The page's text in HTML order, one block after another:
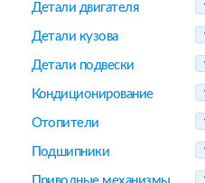
Детали двигателя
Детали кузова
Детали подвески
Кондиционирование
Отопители
Подшипники